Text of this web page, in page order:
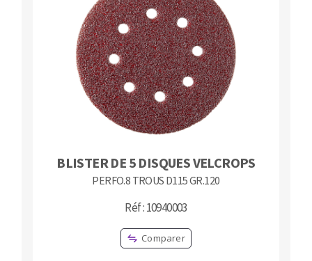
BLISTER DE 5 DISQUES VELCROPS
PERFO.8 TROUS D115 GR.120
Réf : 10940003
Comparer